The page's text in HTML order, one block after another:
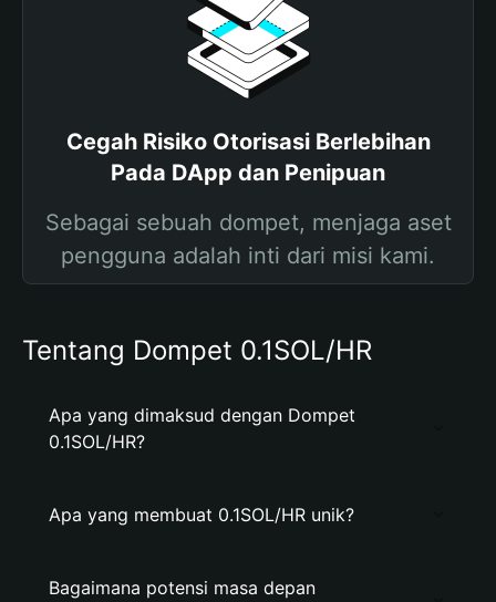
Cegah Risiko Otorisasi Berlebihan
Pada DApp dan Penipuan
Sebagai sebuah dompet, menjaga aset
pengguna adalah inti dari misi kami.
Tentang Dompet 0.1SOL/HR
Apa yang dimaksud dengan Dompet
0.1SOL/HR?
Apa yang membuat 0.1SOL/HR unik?
Bagaimana potensi masa depan